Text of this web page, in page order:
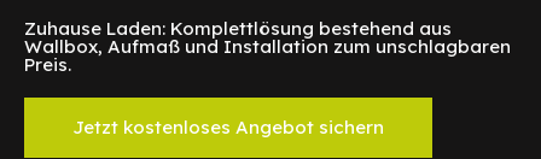
Zuhause Laden: Komplettlösung bestehend aus
Wallbox, Aufmaß und Installation zum unschlagbaren
Preis.
Jetzt kostenloses Angebot sichern